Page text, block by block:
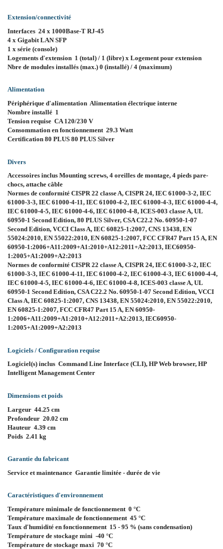
Extension/connectivité
Interfaces 24 x 1000Base-T RJ-45
4 x Gigabit LAN SFP
1 x série (console)
Logements d'extension 1 (total) / 1 (libre) x Logement pour extension
Nbre de modules installés (max.) 0 (installé) / 4 (maximum)
Alimentation
Périphérique d'alimentation Alimentation électrique interne
Nombre installé 1
Tension requise CA 120/230 V
Consommation en fonctionnement 29.3 Watt
Certification 80 PLUS 80 PLUS Silver
Divers
Accessoires inclus Mounting screws, 4 oreilles de montage, 4 pieds pare-
chocs, attache câble
Normes de conformité CISPR 22 classe A, CISPR 24, IEC 61000-3-2, IEC
61000-3-3, IEC 61000-4-11, IEC 61000-4-2, IEC 61000-4-3, IEC 61000-4-4,
IEC 61000-4-5, IEC 61000-4-6, IEC 61000-4-8, ICES-003 classe A, UL
60950-1 Second Edition, 80 PLUS Silver, CSA C22.2 No. 60950-1-07
Second Edition, VCCI Class A, IEC 60825-1:2007, CNS 13438, EN
55024:2010, EN 55022:2010, EN 60825-1:2007, FCC CFR47 Part 15 A, EN
60950-1:2006+A11:2009+A1:2010+A12:2011+A2:2013, IEC60950-
1:2005+A1:2009+A2:2013
Normes de conformité CISPR 22 classe A, CISPR 24, IEC 61000-3-2, IEC
61000-3-3, IEC 61000-4-11, IEC 61000-4-2, IEC 61000-4-3, IEC 61000-4-4,
IEC 61000-4-5, IEC 61000-4-6, IEC 61000-4-8, ICES-003 classe A, UL
60950-1 Second Edition, CSA C22.2 No. 60950-1-07 Second Edition, VCCI
Class A, IEC 60825-1:2007, CNS 13438, EN 55024:2010, EN 55022:2010,
EN 60825-1:2007, FCC CFR47 Part 15 A, EN 60950-
1:2006+A11:2009+A1:2010+A12:2011+A2:2013, IEC60950-
1:2005+A1:2009+A2:2013
Logiciels / Configuration requise
Logiciel(s) inclus Command Line Interface (CLI), HP Web browser, HP
Intelligent Management Center
Dimensions et poids
Largeur 44.25 cm
Profondeur 20.02 cm
Hauteur 4.39 cm
Poids 2.41 kg
Garantie du fabricant
Service et maintenance Garantie limitée - durée de vie
Caractéristiques d'environnement
Température minimale de fonctionnement 0 °C
Température maximale de fonctionnement 45 °C
Taux d'humidité en fonctionnement 15 - 95 % (sans condensation)
Température de stockage mini -40 °C
Température de stockage maxi 70 °C